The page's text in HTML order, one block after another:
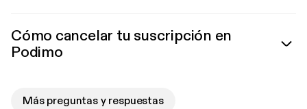
Cómo cancelar tu suscripción en
Podimo
Más preguntas y respuestas